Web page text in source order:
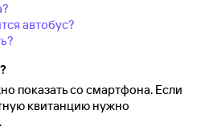
автобус?
показать со смартфона. Если
квитанцию нужно